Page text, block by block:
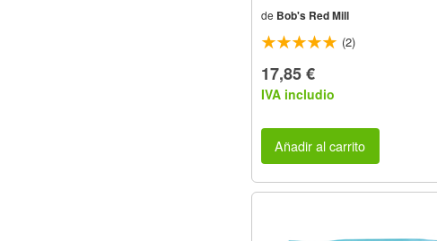
de Bob's Red Mill
(2)
17,85 €
IVA includio
Añadir al carrito